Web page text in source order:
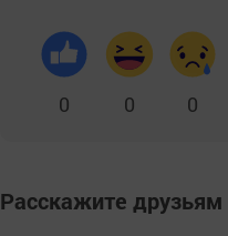
0 0 0
Расскажите друзьям